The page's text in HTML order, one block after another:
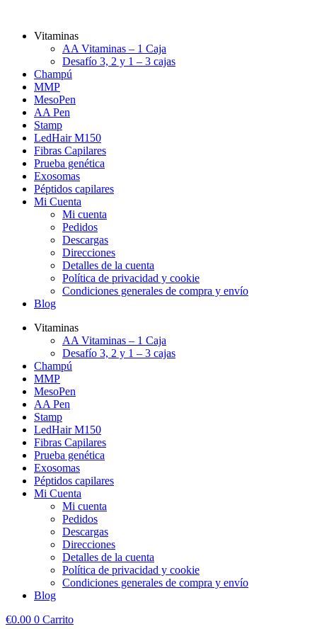
Vitaminas
AA Vitaminas – 1 Caja
Desafío 3, 2 y 1 – 3 cajas
Champú
MMP
MesoPen
AA Pen
Stamp
LedHair M150
Fibras Capilares
Prueba genética
Exosomas
Péptidos capilares
Mi Cuenta
Mi cuenta
Pedidos
Descargas
Direcciones
Detalles de la cuenta
Política de privacidad y cookie
Condiciones generales de compra y envío
Blog
Vitaminas
AA Vitaminas – 1 Caja
Desafío 3, 2 y 1 – 3 cajas
Champú
MMP
MesoPen
AA Pen
Stamp
LedHair M150
Fibras Capilares
Prueba genética
Exosomas
Péptidos capilares
Mi Cuenta
Mi cuenta
Pedidos
Descargas
Direcciones
Detalles de la cuenta
Política de privacidad y cookie
Condiciones generales de compra y envío
Blog
€0.00 0 Carrito